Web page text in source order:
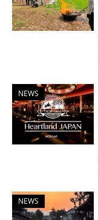
NEWS
NEWS